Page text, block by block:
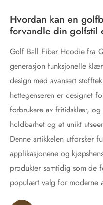
Hvordan kan en
forvandle din golfstil
Golf Ball Fiber Hoodie fra
generasjon funksjonelle
design med avansert
hettegenseren er designet
forbrukere av fritidsklær, og
holdbarhet og et unikt
Denne artikkelen utforsker
applikasjonene og
produkter samtidig som de
populært valg for moderne